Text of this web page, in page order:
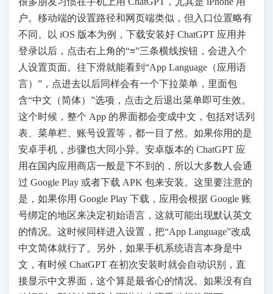
户。移动端的设置路径和网页端类似，但入口位置略有
不同。以 iOS 版本为例，下载安装好 ChatGPT 应用并
登录以后，点击右上角的“≡”三条横线按钮，会进入个
人设置页面。往下滑就能看到“App Language（应用语
言）”，点进去以后同样会有一个下拉菜单，里面包
含“中文（简体）”选项，点击之后退出菜单即可生效。
这个时候，整个 App 的界面都会变成中文，包括对话列
表、菜单栏、账号设置等，都一目了然。如果你用的是
安卓手机，步骤也大同小异。安卓版本的 ChatGPT 应
用在国内应用商店一般是下不到的，所以大多数人会通
过 Google Play 或者下载 APK 包来安装。这里要注意的
是，如果你用 Google Play 下载，应用会根据 Google 账
号绑定的地区来决定初始语言，这就可能出现默认英文
的情况。这时候同样进入设置，把“App Language”改成
中文简体就行了。另外，如果手机系统语言本身是中
文，有时候 ChatGPT 在初次安装时就会自动识别，直
接显示中文界面，这个算是最省心的情况。如果没有自